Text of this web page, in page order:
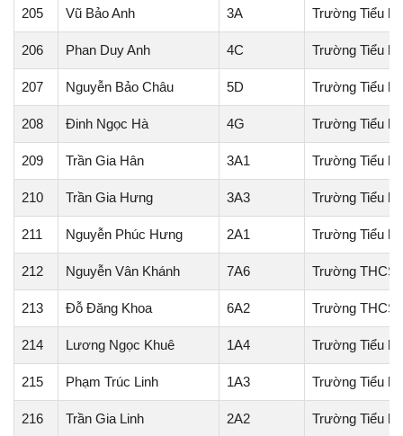
205 Vũ Bảo Anh 3A Trường Tiểu
206 Phan Duy Anh 4C Trường Tiểu
207 Nguyễn Bảo Châu 5D Trường Tiểu
208 Đinh Ngọc Hà 4G Trường Tiểu
209 Trần Gia Hân 3A1 Trường Tiểu
210 Trần Gia Hưng 3A3 Trường Tiểu
211 Nguyễn Phúc Hưng 2A1 Trường Tiểu
212 Nguyễn Vân Khánh 7A6 Trường THCS
213 Đỗ Đăng Khoa 6A2 Trường THCS
214 Lương Ngọc Khuê 1A4 Trường Tiểu
215 Phạm Trúc Linh 1A3 Trường Tiểu
216 Trần Gia Linh 2A2 Trường Tiểu